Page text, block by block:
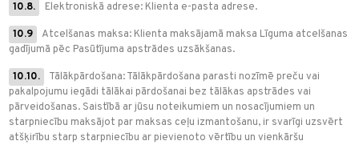
10.8. Elektroniskā adrese: Klienta e-pasta adrese.
10.9
Atcelšanas maksa: Klienta maksājamā maksa Līguma atcelšanas
gadījumā pēc Pasūtījuma apstrādes uzsākšanas.
10.10.
Tālākpārdošana: Tālākpārdošana parasti nozīmē preču vai
pakalpojumu iegādi tālākai pārdošanai bez tālākas apstrādes vai
pārveidošanas. Saistībā ar jūsu noteikumiem un nosacījumiem un
starpniecību maksājot par maksas ceļu izmantošanu, ir svarīgi uzsvērt
atšķirību starp starpniecību ar pievienoto vērtību un vienkāršu